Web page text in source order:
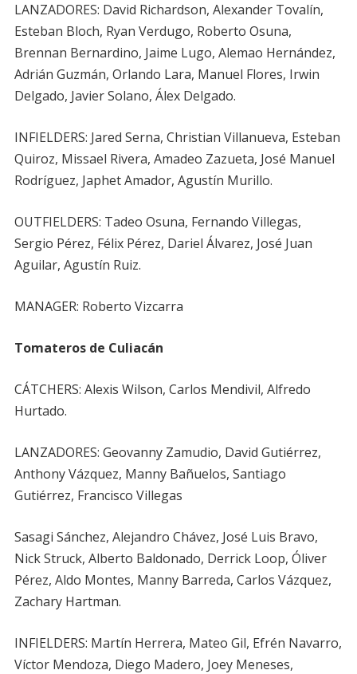
LANZADORES: David Richardson, Alexander Tovalín,
Esteban Bloch, Ryan Verdugo, Roberto Osuna,
Brennan Bernardino, Jaime Lugo, Alemao Hernández,
Adrián Guzmán, Orlando Lara, Manuel Flores, Irwin
Delgado, Javier Solano, Álex Delgado.
INFIELDERS: Jared Serna, Christian Villanueva, Esteban
Quiroz, Missael Rivera, Amadeo Zazueta, José Manuel
Rodríguez, Japhet Amador, Agustín Murillo.
OUTFIELDERS: Tadeo Osuna, Fernando Villegas,
Sergio Pérez, Félix Pérez, Dariel Álvarez, José Juan
Aguilar, Agustín Ruiz.
MANAGER: Roberto Vizcarra
Tomateros de Culiacán
CÁTCHERS: Alexis Wilson, Carlos Mendivil, Alfredo
Hurtado.
LANZADORES: Geovanny Zamudio, David Gutiérrez,
Anthony Vázquez, Manny Bañuelos, Santiago
Gutiérrez, Francisco Villegas
Sasagi Sánchez, Alejandro Chávez, José Luis Bravo,
Nick Struck, Alberto Baldonado, Derrick Loop, Óliver
Pérez, Aldo Montes, Manny Barreda, Carlos Vázquez,
Zachary Hartman.
INFIELDERS: Martín Herrera, Mateo Gil, Efrén Navarro,
Víctor Mendoza, Diego Madero, Joey Meneses,